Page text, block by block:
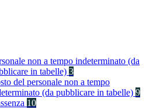
non a tempo indeterminato (da
in tabelle) 3
del personale non a tempo
(da pubblicare in tabelle) 9
10